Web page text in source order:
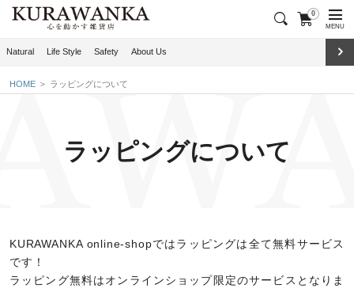
0
MENU
Natural Life Style Safety About Us
HOME ラッピングについて
ラッピングについて
KURAWANKA online-shopではラッピングは全て無料サービス
です！
ラッピング無料はオンラインショップ限定のサービスとなりま